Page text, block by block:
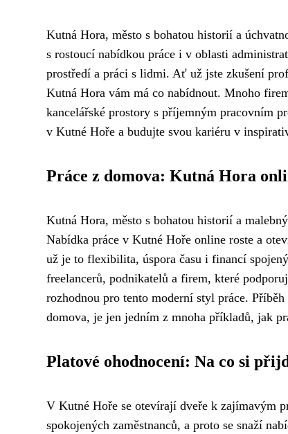
Kutná Hora, město s bohatou historií a
s rostoucí nabídkou práce i v oblasti
prostředí a práci s lidmi. Ať už jste zkušení
Kutná Hora vám má co nabídnout. Mnoho
kancelářské prostory s příjemným pracovním
v Kutné Hoře a budujte svou kariéru v
Práce z domova: Kutná Hora
Kutná Hora, město s bohatou historií a
Nabídka práce v Kutné Hoře online roste a
už je to flexibilita, úspora času i financí
freelancerů, podnikatelů a firem, které
rozhodnou pro tento moderní styl práce.
domova, je jen jedním z mnoha příkladů, jak
Platové ohodnocení: Na co si
V Kutné Hoře se otevírají dveře k zajímavým
spokojených zaměstnanců, a proto se snaží